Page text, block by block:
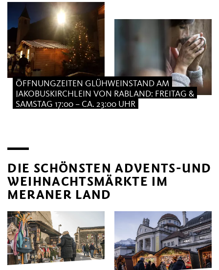
ÖFFNUNGZEITEN GLÜHWEINSTAND AM
JAKOBUSKIRCHLEIN VON RABLAND: FREITAG &
SAMSTAG 17:00 – CA. 23:00 UHR
DIE SCHÖNSTEN ADVENTS-UND
WEIHNACHTSMÄRKTE IM
MERANER LAND